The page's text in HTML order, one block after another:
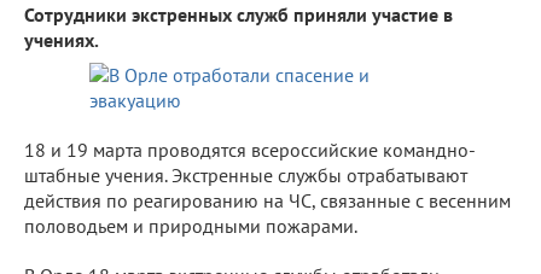
Сотрудники экстренных служб приняли участие в
учениях.
18 и 19 марта проводятся всероссийские командно-
штабные учения. Экстренные службы отрабатывают
действия по реагированию на ЧС, связанные с весенним
половодьем и природными пожарами.